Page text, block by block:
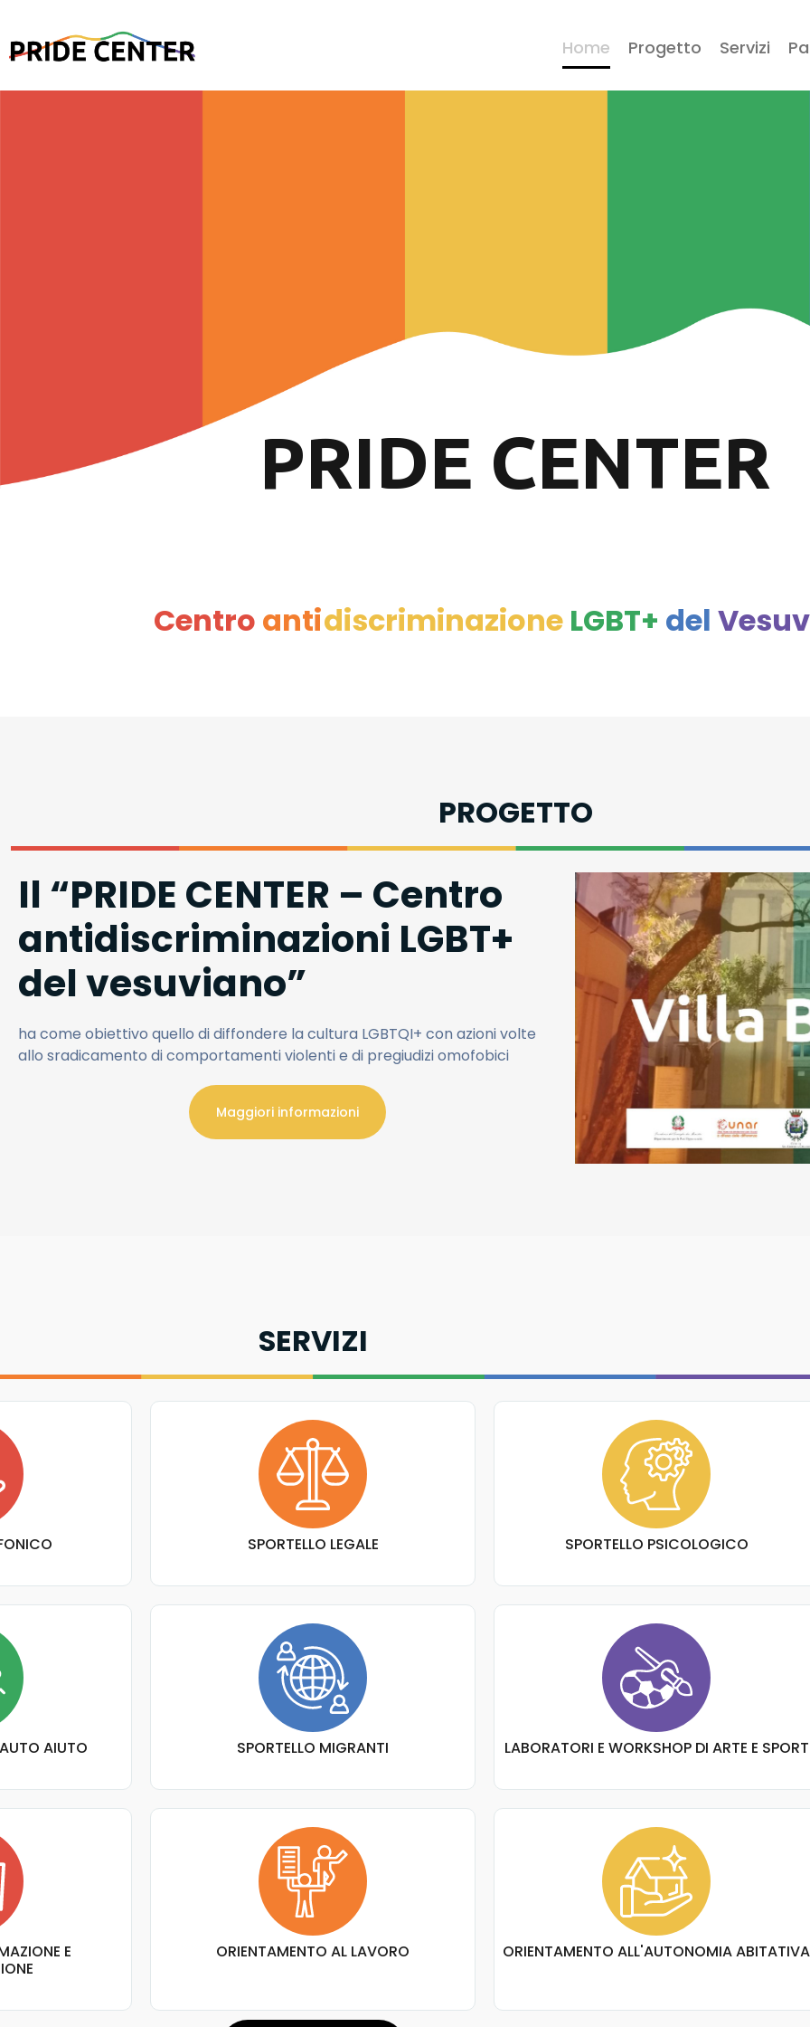
Home Progetto Servizi
PRIDE CENTER
Centro antidiscriminazione LGBT+ del
PROGETTO
Il “PRIDE CENTER – Centro
antidiscriminazioni LGBT+
del vesuviano”
ha come obiettivo quello di diffondere la cultura LGBTQI+ con azioni volte
allo sradicamento di comportamenti violenti e di pregiudizi omofobici
Maggiori informazioni
SERVIZI
SPORTELLO LEGALE SPORTELLO PSICOLOGICO
AIUTO SPORTELLO MIGRANTI LABORATORI E WORKSHOP DI ARTE E SPORT
E
ORIENTAMENTO AL LAVORO ORIENTAMENTO ALL'AUTONOMIA ABITATIVA